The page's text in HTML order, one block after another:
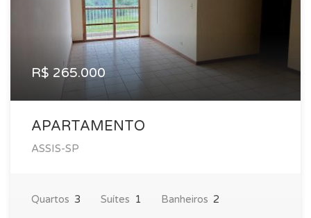
R$ 265.000
APARTAMENTO
ASSIS-SP
Quartos 3 Suítes 1 Banheiros 2